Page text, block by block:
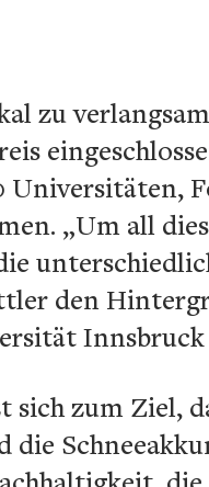
zu
Universitäten,
„Um all
den
zum Ziel,
die